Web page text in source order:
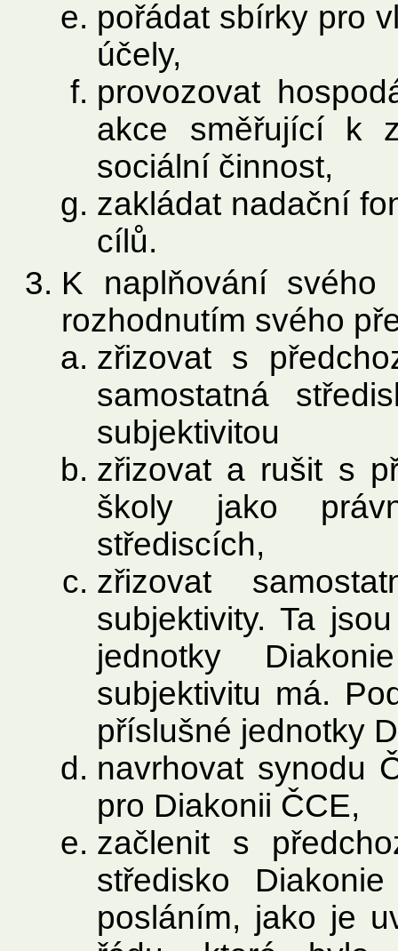
pořádat sbírky pro
účely,
provozovat
akce směřující k
sociální činnost,
zakládat nadační
cílů.
K naplňování svého
rozhodnutím svého
zřizovat s
samostatná
subjektivitou
zřizovat a rušit s
školy jako
střediscích,
zřizovat
subjektivity. Ta
jednotky
subjektivitu má.
příslušné jednotky
navrhovat synodu
pro Diakonii ČCE,
začlenit s
středisko
posláním, jako je